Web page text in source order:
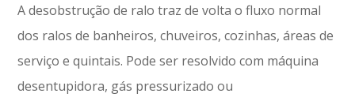
A desobstrução de ralo traz de volta o fluxo normal
dos ralos de banheiros, chuveiros, cozinhas, áreas de
serviço e quintais. Pode ser resolvido com máquina
desentupidora, gás pressurizado ou